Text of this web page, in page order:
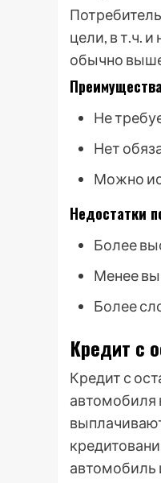
цели, в т.ч.
обычно
Не
Нет
Можно
Недостатки
Более
Менее
Более
Кредит с
Кредит с
автомобиля
автомобиль